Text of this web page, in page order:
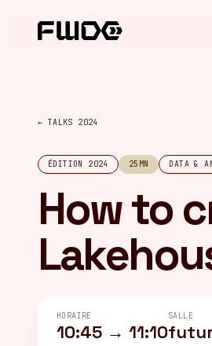
← TALKS 2024
ÉDITION 2024 25MN DATA &
How to
HORAIRE
10:45 → 11:10
SALLE